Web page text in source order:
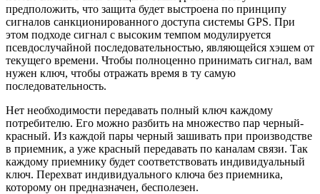
предположить, что защита будет выстроена по принципу
сигналов санкционированного доступа системы GPS. При
этом подходе сигнал с высоким темпом модулируется
псевдослучайной последовательностью, являющейся хэшем от
текущего времени. Чтобы полноценно принимать сигнал, вам
нужен ключ, чтобы отражать время в ту самую
последовательность.
Нет необходимости передавать полный ключ каждому
потребителю. Его можно разбить на множество пар черный-
красный. Из каждой пары черный зашивать при производстве
в приемник, а уже красный передавать по каналам связи. Так
каждому приемнику будет соответствовать индивидуальный
ключ. Перехват индивидуального ключа без приемника,
которому он предназначен, бесполезен.